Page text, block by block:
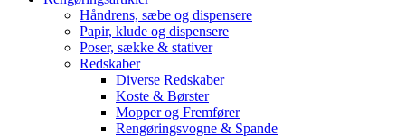
Håndrens, sæbe og dispensere
Papir, klude og dispensere
Poser, sække & stativer
Redskaber
Diverse Redskaber
Koste & Børster
Mopper og Fremfører
Rengøringsvogne & Spande